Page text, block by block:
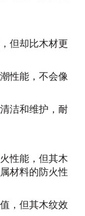
但却比木材更
性能，不会像
洁和维护，耐
性能，但其木
材料的防火性
，但其木纹效